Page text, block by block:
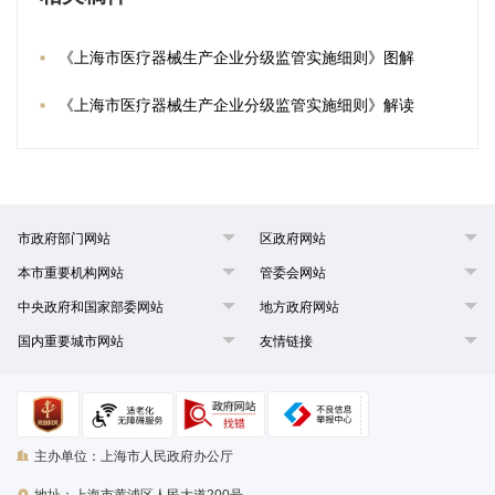
《上海市医疗器械生产企业分级监管实施细则》图解
《上海市医疗器械生产企业分级监管实施细则》解读
市政府部门网站 区政府网站
本市重要机构网站 管委会网站
中央政府和国家部委网站 地方政府网站
国内重要城市网站 友情链接
主办单位：上海市人民政府办公厅